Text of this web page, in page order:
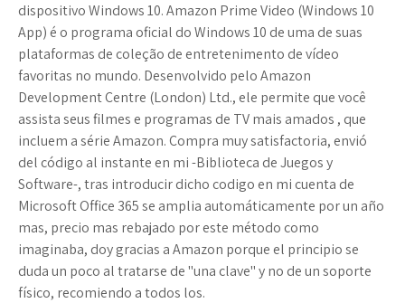
dispositivo Windows 10. Amazon Prime Video (Windows 10
App) é o programa oficial do Windows 10 de uma de suas
plataformas de coleção de entretenimento de vídeo
favoritas no mundo. Desenvolvido pelo Amazon
Development Centre (London) Ltd., ele permite que você
assista seus filmes e programas de TV mais amados , que
incluem a série Amazon. Compra muy satisfactoria, envió
del código al instante en mi -Biblioteca de Juegos y
Software-, tras introducir dicho codigo en mi cuenta de
Microsoft Office 365 se amplia automáticamente por un año
mas, precio mas rebajado por este método como
imaginaba, doy gracias a Amazon porque el principio se
duda un poco al tratarse de "una clave" y no de un soporte
físico, recomiendo a todos los.